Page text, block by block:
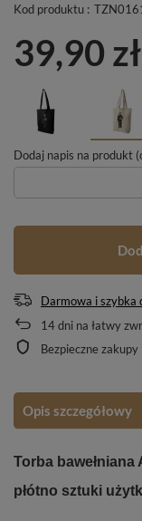
Kod produktu :
39,90 zł
Dodaj napis na produkt
Darmowa i szybka
14dni na łatwy
Bezpieczne zakupy
Opis szczegółowy
Torba
płótno sztuki